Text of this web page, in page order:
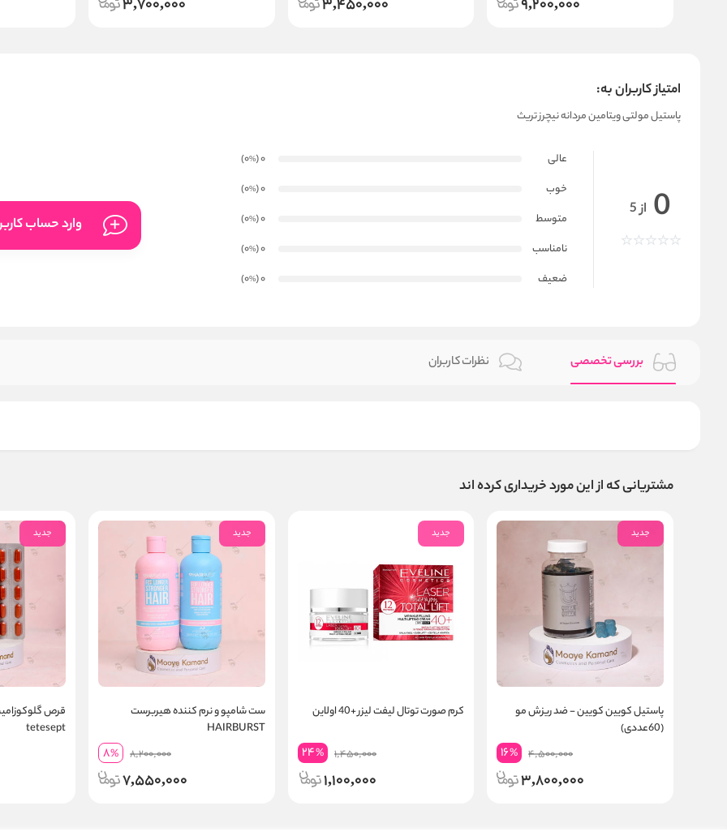
9,200,000
3,450,000
3,700,000
امتیاز کاربران به:
پاستیل مولتی ویتامین مردانه نیچرز تریث
0 از 5
عالی 0
(0
%
)
خوب
0
(0
%
)
متوسط
0
(0
%
)
نامناسب
0
(0
%
)
ضعیف
0
(0
%
)
وارد حساب
بررسی تخصصی نظرات کاربران
مشتریانی که از این مورد خریداری کرده اند
جدید
پاستیل کویین کویین - ضد ریزش مو
(60عددی)
4,500,000
16%
3,800,000
جدید
کرم صورت توتال لیفت لیزر +40 اولاین
1,450,000
24%
1,100,000
جدید
ست شامپو و نرم کننده هیربرست
HAIRBURST
8,200,000
8%
7,550,000
جدید
قرص
tetesept